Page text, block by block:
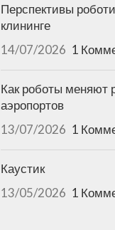
Перспективы
клининге
14/07/2026 1
Как роботы меняют
аэропортов
13/07/2026 1
Каустик
13/05/2026 1